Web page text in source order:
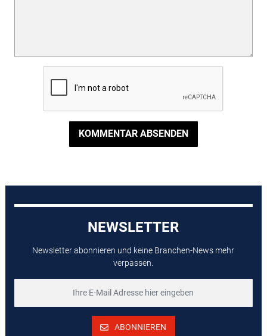
KOMMENTAR ABSENDEN
NEWSLETTER
Newsletter abonnieren und keine Branchen-News mehr
verpassen.
ABONNIEREN